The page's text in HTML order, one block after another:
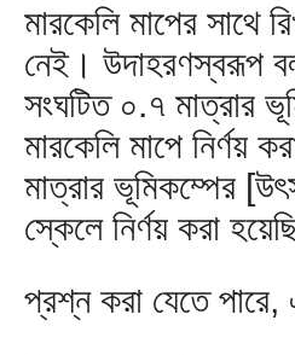
মারকেলি মাপের সাথে
নেই। উদাহরণস্বরূপ
সংঘটিত ০.৭ মাত্রার
মারকেলি মাপে নির্ণয়
মাত্রার ভূমিকম্পের
স্কেলে নির্ণয় করা
প্রশ্ন করা যেতে